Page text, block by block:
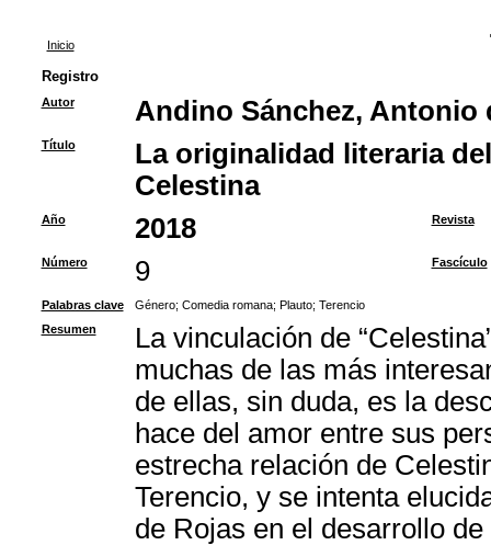
Inicio
Registro
Autor Andino Sánchez, Antonio
Título
La originalidad literaria
Celestina
Año 2018 Revista
Número 9 Fascículo
Palabras clave Género; Comedia romana; Plauto; Terencio
Resumen
La vinculación de
muchas de las más
de ellas, sin duda, es la
hace del amor entre sus
estrecha relación de
Terencio, y se intenta
de Rojas en el desarrollo